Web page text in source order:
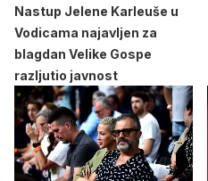
Nastup Jelene Karleuše u
Vodicama najavljen za
blagdan Velike Gospe
razljutio javnost